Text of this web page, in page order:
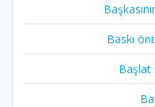
Baskı
Başlat